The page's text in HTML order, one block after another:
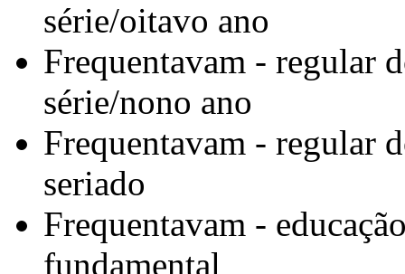
série/oitavo ano
Frequentavam - regular
série/nono ano
Frequentavam - regular
seriado
Frequentavam -
fundamental